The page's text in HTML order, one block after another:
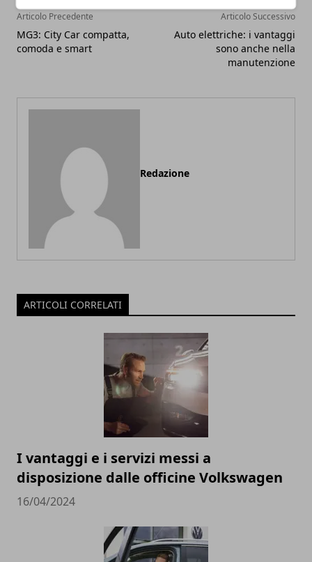
Articolo Precedente
MG3: City Car compatta,
comoda e smart
Articolo Successivo
Auto elettriche: i vantaggi
sono anche nella
manutenzione
Redazione
ARTICOLI CORRELATI
I vantaggi e i servizi messi a
disposizione dalle officine Volkswagen
16/04/2024